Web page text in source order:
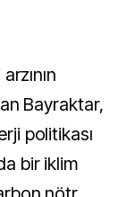
Bayraktar,
politikası
bir iklim